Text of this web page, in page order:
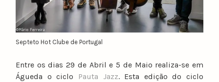
Septeto Hot Clube de Portugal
Entre os dias 29 de Abril e 5 de Maio realiza-se em
Águeda o ciclo
Pauta Jazz. Esta edição do ciclo